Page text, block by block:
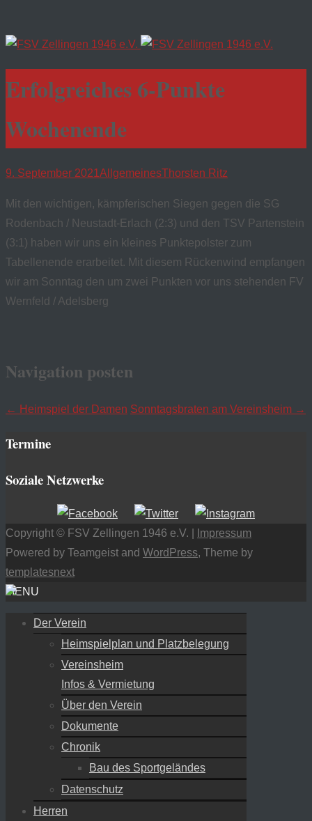
Erfolgreiches 6-Punkte
Wochenende
9. September 2021AllgemeinesThorsten Ritz
Mit den wichtigen, kämpferischen Siegen gegen die SG
Rodenbach / Neustadt-Erlach (2:3) und den TSV Partenstein
(3:1) haben wir uns ein kleines Punktepolster zum
Tabellenende erarbeitet. Mit diesem Rückenwind empfangen
wir am Sonntag den um zwei Punkten vor uns stehenden FV
Wernfeld / Adelsberg
Navigation posten
← Heimspiel der Damen Sonntagsbraten am Vereinsheim →
Termine
Soziale Netzwerke
Copyright © FSV Zellingen 1946 e.V. |
Impressum
Powered by Teamgeist and WordPress, Theme by
templatesnext
MENU
Der Verein
Heimspielplan und Platzbelegung
Vereinsheim
Infos & Vermietung
Über den Verein
Dokumente
Chronik
Bau des Sportgeländes
Datenschutz
Herren